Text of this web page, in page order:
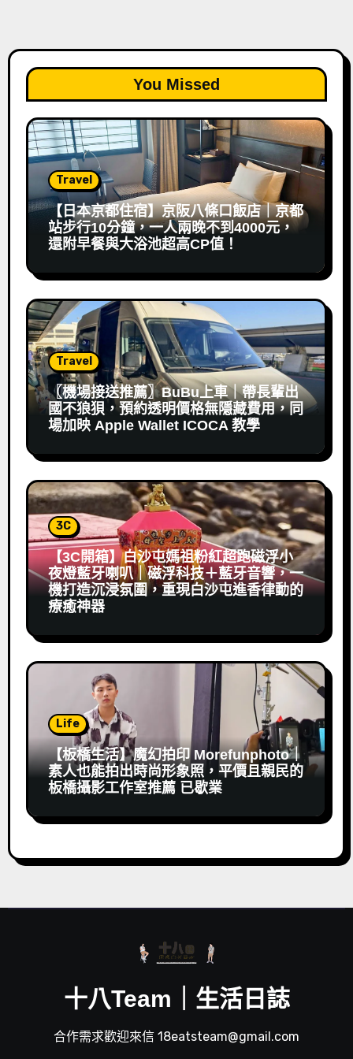
You Missed
Travel
【日本京都住宿】京阪八條口飯店｜京都
站步行10分鐘，一人兩晚不到4000元，
還附早餐與大浴池超高CP值！
Travel
〖機場接送推薦〗BuBu上車｜帶長輩出
國不狼狽，預約透明價格無隱藏費用，同
場加映 Apple Wallet ICOCA 教學
3C
【3C開箱】白沙屯媽祖粉紅超跑磁浮小
夜燈藍牙喇叭｜磁浮科技＋藍牙音響，一
機打造沉浸氛圍，重現白沙屯進香律動的
療癒神器
Life
【板橋生活】魔幻拍印 Morefunphoto｜
素人也能拍出時尚形象照，平價且親民的
板橋攝影工作室推薦 已歇業
十八Team｜生活日誌
合作需求歡迎來信 18eatsteam@gmail.com